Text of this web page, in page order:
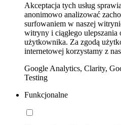
Akceptacja tych usług
anonimowo analizować
surfowaniem w naszej
witryny i ciągłego ulepszania
użytkownika. Za zgodą
internetowej korzystamy z
Google Analytics, Clarity,
Testing
Funkcjonalne